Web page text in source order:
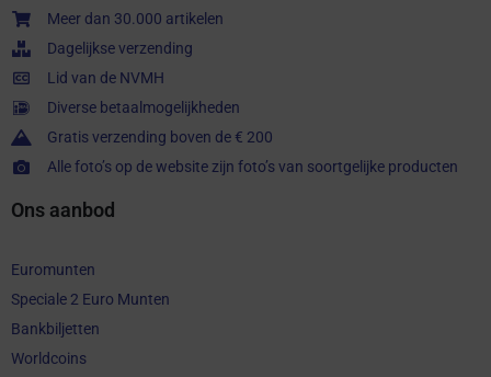
Meer dan 30.000 artikelen
Dagelijkse verzending
Lid van de NVMH
Diverse betaalmogelijkheden
Gratis verzending boven de € 200
Alle foto’s op de website zijn foto’s van soortgelijke producten
Ons aanbod
Euromunten
Speciale 2 Euro Munten
Bankbiljetten
Worldcoins